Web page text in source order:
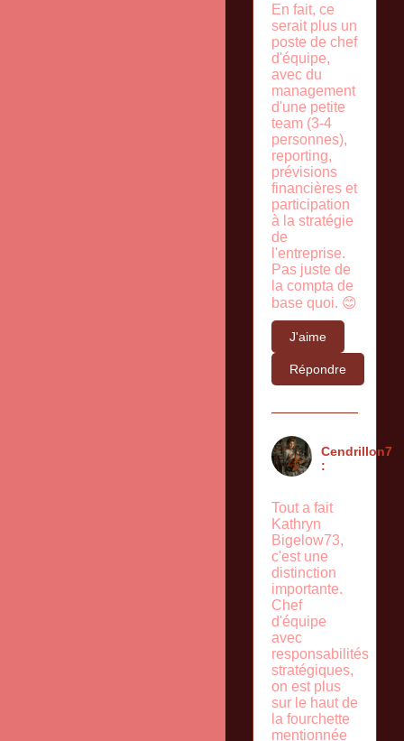
En fait, ce
serait plus un
poste de chef
d'équipe,
avec du
management
d'une petite
team (3-4
personnes),
reporting,
prévisions
financières et
participation
à la stratégie
de
l'entreprise.
Pas juste de
la compta de
base quoi. 😊
J'aime
Répondre
Cendrillon7
:
Tout a fait
Kathryn
Bigelow73,
c'est une
distinction
importante.
Chef
d'équipe
avec
responsabilités
stratégiques,
on est plus
sur le haut de
la fourchette
mentionnée